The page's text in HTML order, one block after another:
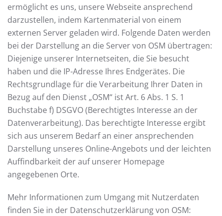
ermöglicht es uns, unsere Webseite ansprechend
darzustellen, indem Kartenmaterial von einem
externen Server geladen wird. Folgende Daten werden
bei der Darstellung an die Server von OSM übertragen:
Diejenige unserer Internetseiten, die Sie besucht
haben und die IP-Adresse Ihres Endgerätes. Die
Rechtsgrundlage für die Verarbeitung Ihrer Daten in
Bezug auf den Dienst „OSM“ ist Art. 6 Abs. 1 S. 1
Buchstabe f) DSGVO (Berechtigtes Interesse an der
Datenverarbeitung). Das berechtigte Interesse ergibt
sich aus unserem Bedarf an einer ansprechenden
Darstellung unseres Online-Angebots und der leichten
Auffindbarkeit der auf unserer Homepage
angegebenen Orte.
Mehr Informationen zum Umgang mit Nutzerdaten
finden Sie in der Datenschutzerklärung von OSM: